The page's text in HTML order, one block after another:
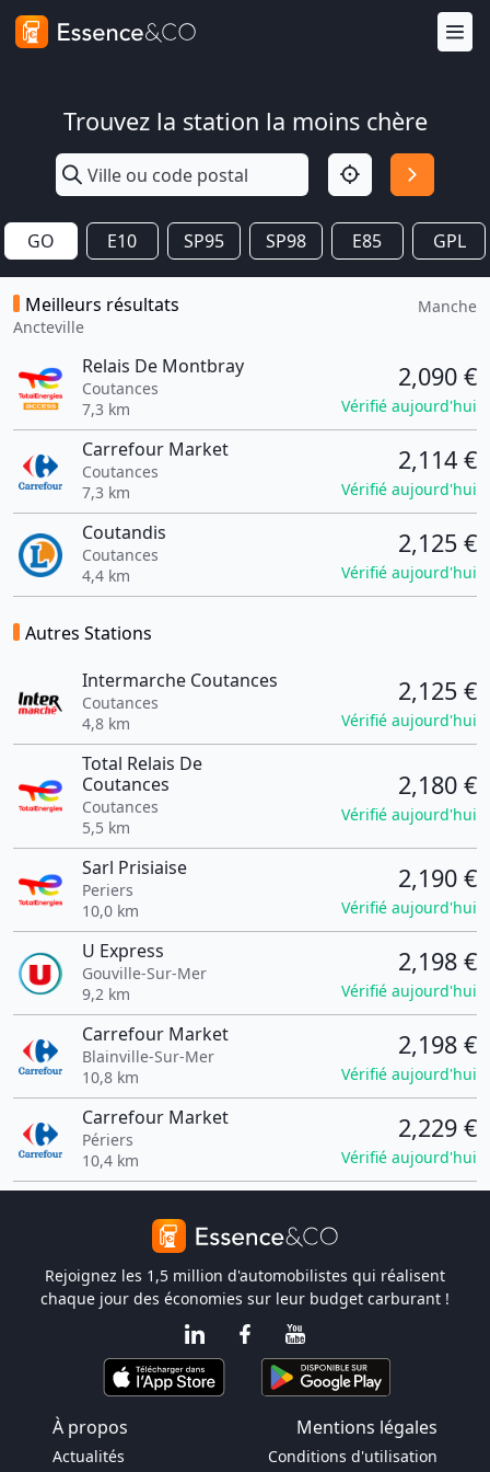
Trouvez la station la moins chère
GO E10 SP95 SP98 E85 GPL
Meilleurs résultats
Ancteville
Manche
Relais De Montbray
Coutances
7,3 km
2,090 €
Vérifié aujourd'hui
Carrefour Market
Coutances
7,3 km
2,114 €
Vérifié aujourd'hui
Coutandis
Coutances
4,4 km
2,125 €
Vérifié aujourd'hui
Autres Stations
Intermarche Coutances
Coutances
4,8 km
2,125 €
Vérifié aujourd'hui
Total Relais De
Coutances
Coutances
5,5 km
2,180 €
Vérifié aujourd'hui
Sarl Prisiaise
Periers
10,0 km
2,190 €
Vérifié aujourd'hui
U Express
Gouville-Sur-Mer
9,2 km
2,198 €
Vérifié aujourd'hui
Carrefour Market
Blainville-Sur-Mer
10,8 km
2,198 €
Vérifié aujourd'hui
Carrefour Market
Périers
10,4 km
2,229 €
Vérifié aujourd'hui
Rejoignez les 1,5 million d'automobilistes qui réalisent
chaque jour des économies sur leur budget carburant !
À propos Mentions légales
Actualités
Conditions d'utilisation